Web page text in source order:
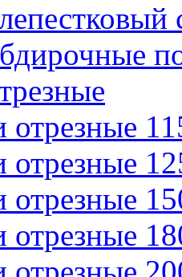
отрезные
отрезные
отрезные
отрезные